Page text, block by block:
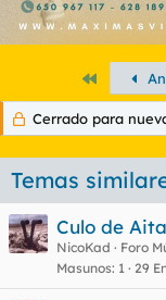
Primero
Cerrado para
Temas
Culo de
NicoKad
Foro
Masunos 1 29